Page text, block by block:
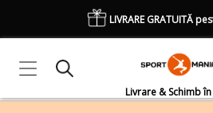
Livrare & Schimb
LIVRARE GRATUITĂ